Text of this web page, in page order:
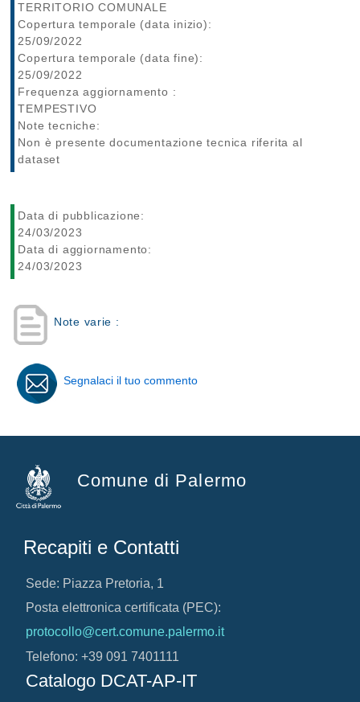
TERRITORIO COMUNALE
Copertura temporale (data inizio):
25/09/2022
Copertura temporale (data fine):
25/09/2022
Frequenza aggiornamento :
TEMPESTIVO
Note tecniche:
Non è presente documentazione tecnica riferita al
dataset
Data di pubblicazione:
24/03/2023
Data di aggiornamento:
24/03/2023
Note varie :
Segnalaci il tuo commento
Comune di Palermo
Recapiti e Contatti
Sede: Piazza Pretoria, 1
Posta elettronica certificata (PEC):
protocollo@cert.comune.palermo.it
Telefono: +39 091 7401111
Catalogo DCAT-AP-IT